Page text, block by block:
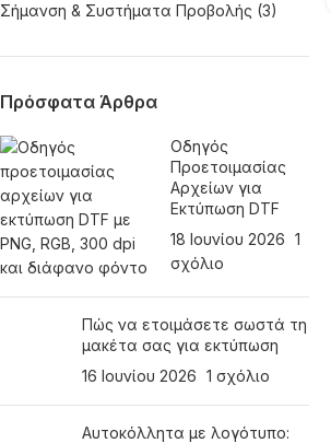
Σήμανση & Συστήματα Προβολής (3)
Πρόσφατα Άρθρα
Οδηγός
Προετοιμασίας
Αρχείων για
Εκτύπωση DTF
18 Ιουνίου 2026
1
σχόλιο
Πώς να ετοιμάσετε σωστά τη
μακέτα σας για εκτύπωση
16 Ιουνίου 2026 1 σχόλιο
Αυτοκόλλητα με λογότυπο: